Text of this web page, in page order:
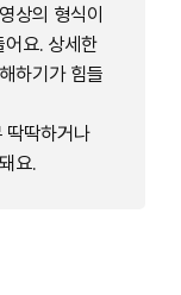
상의 형식이
요. 상세한
하기가 힘들
딱딱하거나
요.